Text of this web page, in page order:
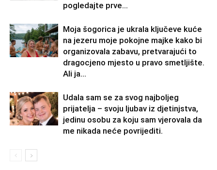
pogledajte prve...
Moja šogorica je ukrala ključeve kuće
na jezeru moje pokojne majke kako bi
organizovala zabavu, pretvarajući to
dragocjeno mjesto u pravo smetljište.
Ali ja...
Udala sam se za svog najboljeg
prijatelja – svoju ljubav iz djetinjstva,
jedinu osobu za koju sam vjerovala da
me nikada neće povrijediti.